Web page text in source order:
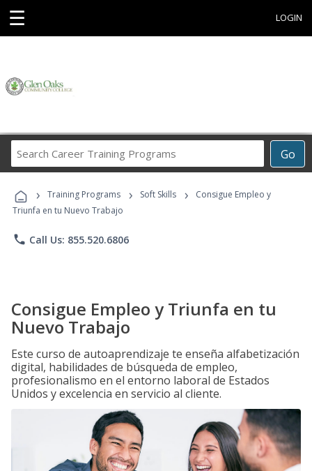
☰ LOGIN
Go
Career
Programs
› Training Programs › Soft Skills ›
Consigue Empleo y
Triunfa en tu Nuevo Trabajo
phone Call Us: 855.520.6806
Consigue Empleo y Triunfa en tu
Nuevo Trabajo
Este curso de autoaprendizaje te enseña alfabetización
digital, habilidades de búsqueda de empleo,
profesionalismo en el entorno laboral de Estados
Unidos y excelencia en servicio al cliente.